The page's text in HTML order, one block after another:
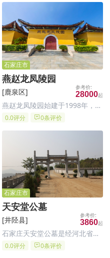
在石家庄市区及周边地区的居民
来说，前往祥安生态园祭扫较为
方便。
石家庄市
​燕赵龙凤陵园
[鹿泉区] 28000
燕赵龙凤陵园始建于1998年，经
河北省民政厅、石家庄市人民政
石家庄集园林艺术、追悼祭祀为
一体的现代仿古陵园。
0.0评分 0条评价
石家庄市
天安堂公墓
[井陉县] 3860
石家庄天安堂公墓是经河北省民
政厅批准，由井陉县天安堂纪念
0.0评分 0条评价